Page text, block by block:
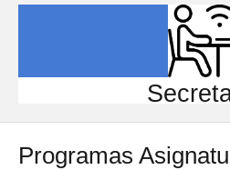
INVESTIGACIÓN
INTERNACIONAL
Programas